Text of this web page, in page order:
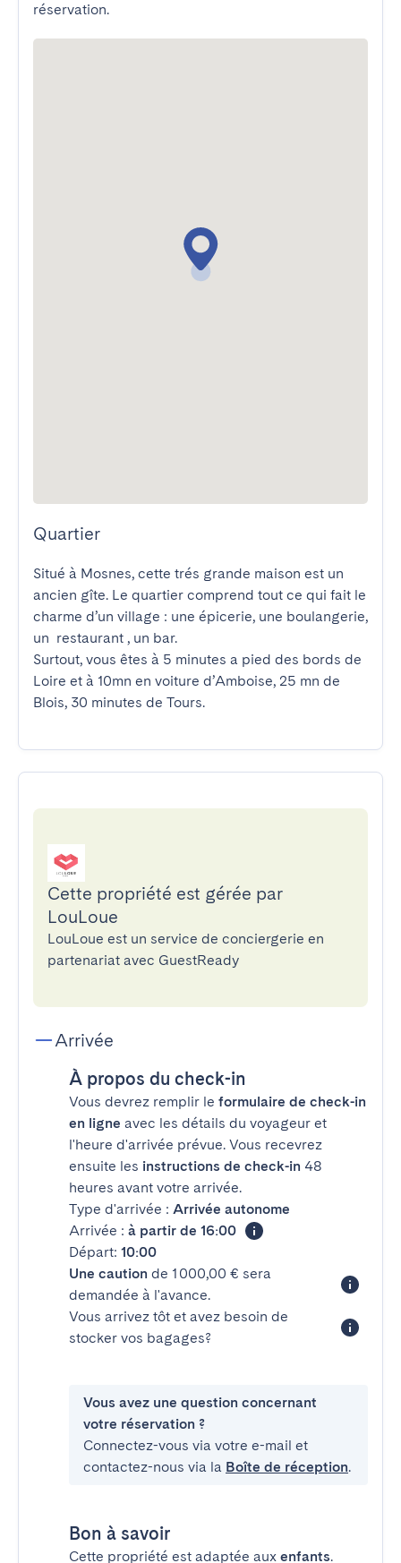
réservation.
Quartier
Situé à Mosnes, cette trés grande maison est un
ancien gîte. Le quartier comprend tout ce qui fait le
charme d’un village : une épicerie, une boulangerie,
un  restaurant , un bar.
Surtout, vous êtes à 5 minutes a pied des bords de
Loire et à 10mn en voiture d’Amboise, 25 mn de
Blois, 30 minutes de Tours.
Cette propriété est gérée par
LouLoue
LouLoue est un service de conciergerie en
partenariat avec GuestReady
Arrivée
À propos du check-in
Vous devrez remplir le formulaire de check-in
en ligne avec les détails du voyageur et
l'heure d'arrivée prévue. Vous recevrez
ensuite les instructions de check-in 48
heures avant votre arrivée.
Type d'arrivée : Arrivée autonome
Arrivée : à partir de 16:00
Départ: 10:00
Une caution de 1 000,00 € sera
demandée à l'avance.
Vous arrivez tôt et avez besoin de
stocker vos bagages?
Vous avez une question concernant
votre réservation ?
Connectez-vous via votre e-mail et
contactez-nous via la Boîte de réception.
Bon à savoir
Cette propriété est adaptée aux enfants.